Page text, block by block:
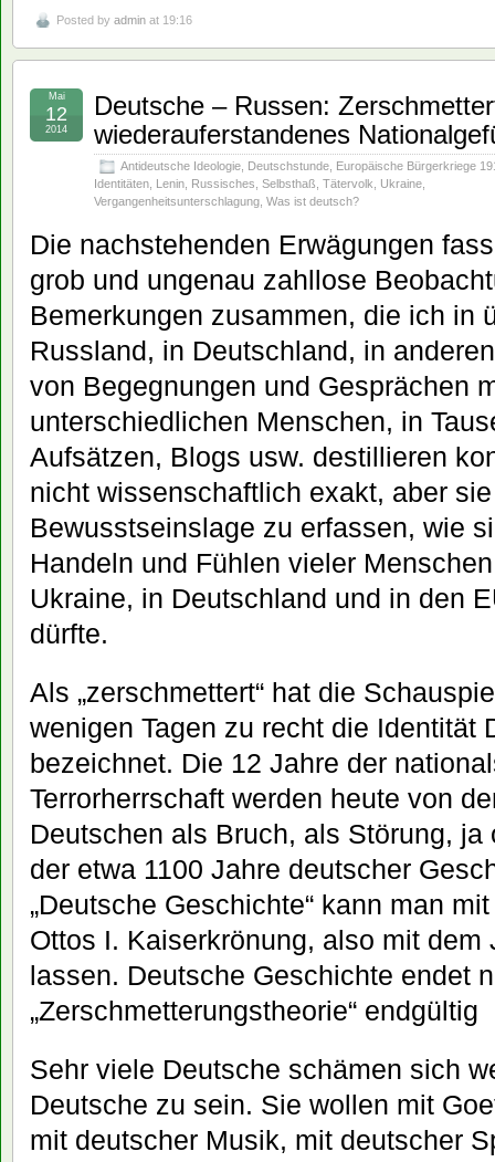
Posted by admin at 19:16
Deutsche – Russen:
wiederauferstandenes
Antideutsche Ideologie Deutschstunde Europäische Bürgerkriege
Identitäten Lenin Russisches Selbsthaß Tätervolk Ukraine
Vergangenheitsunterschlagung Was ist deutsch?
Mai
12
2014
Die nachstehenden Erwägungen
grob und ungenau zahllose
Bemerkungen zusammen, die ich in
Russland, in Deutschland, in
von Begegnungen und Gesprächen
unterschiedlichen Menschen, in
Aufsätzen, Blogs usw. destillieren
nicht wissenschaftlich exakt, aber
Bewusstseinslage zu erfassen, wie
Handeln und Fühlen vieler
Ukraine, in Deutschland und in den
dürfte.
Als „zerschmettert“ hat die
wenigen Tagen zu recht die Identität
bezeichnet. Die 12 Jahre der
Terrorherrschaft werden heute von
Deutschen als Bruch, als Störung,
der etwa 1100 Jahre deutscher
„Deutsche Geschichte“ kann man
Ottos I. Kaiserkrönung, also mit dem
lassen. Deutsche Geschichte endet
„Zerschmetterungstheorie“
Sehr viele Deutsche schämen sich
Deutsche zu sein. Sie wollen mit
mit deutscher Musik, mit deutscher